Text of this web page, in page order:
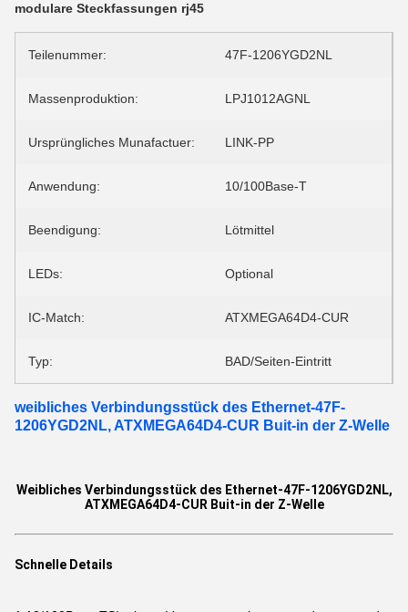
modulare Steckfassungen rj45
Teilenummer: 47F-1206YGD2NL
Massenproduktion: LPJ1012AGNL
Ursprüngliches Munafactuer: LINK-PP
Anwendung: 10/100Base-T
Beendigung: Lötmittel
LEDs: Optional
IC-Match: ATXMEGA64D4-CUR
Typ: BAD/Seiten-Eintritt
weibliches Verbindungsstück des Ethernet-47F-
1206YGD2NL, ATXMEGA64D4-CUR Buit-in der Z-Welle
Weibliches Verbindungsstück des Ethernet-47F-1206YGD2NL,
ATXMEGA64D4-CUR Buit-in der Z-Welle
Schnelle Details